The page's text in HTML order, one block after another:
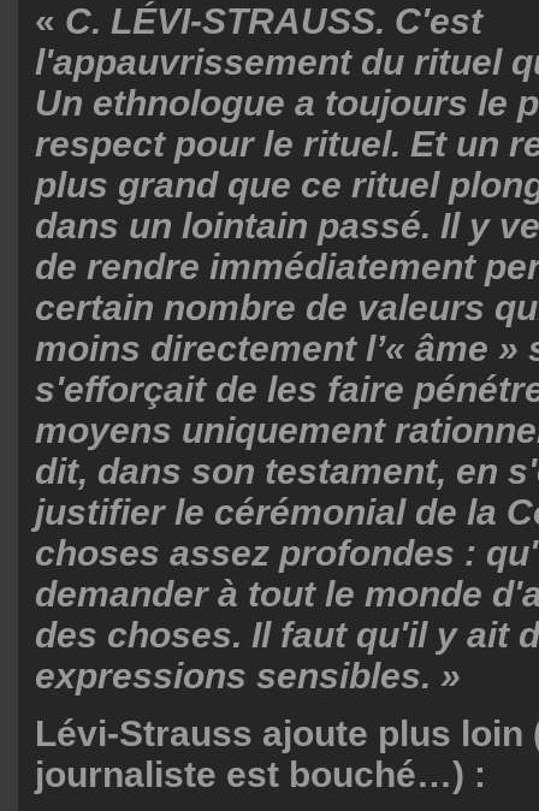
« C. LÉVI-STRAUSS. C'est
l'appauvrissement du rituel
Un ethnologue a toujours le
respect pour le rituel. Et un
plus grand que ce rituel
dans un lointain passé. Il y
de rendre immédiatement
certain nombre de valeurs
moins directement l’« âme »
s'efforçait de les faire
moyens uniquement
dit, dans son testament, en
justifier le cérémonial de la
choses assez profondes :
demander à tout le monde
des choses. Il faut qu'il y ait
expressions sensibles. »
Lévi-Strauss ajoute plus loin
journaliste est bouché…) :